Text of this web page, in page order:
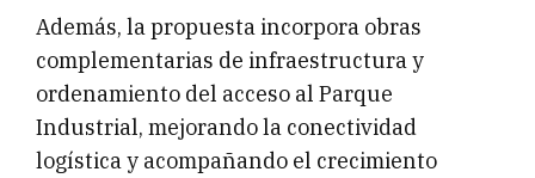
Además, la propuesta incorpora obras
complementarias de infraestructura y
ordenamiento del acceso al Parque
Industrial, mejorando la conectividad
logística y acompañando el crecimiento